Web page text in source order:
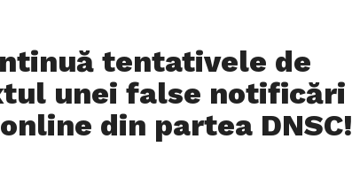
tentativele de
unei false notificări
din partea DNSC!